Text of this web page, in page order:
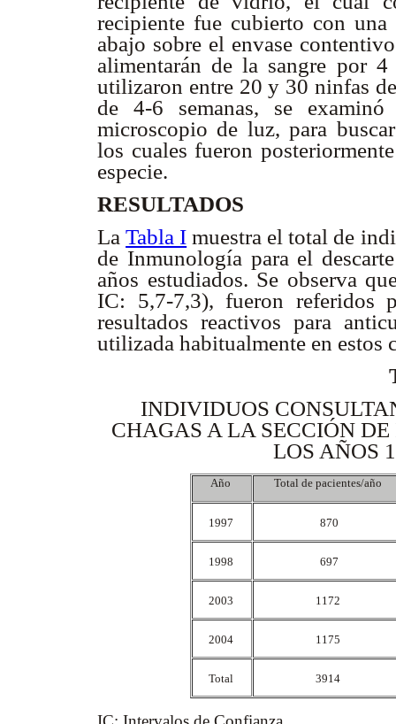
recipiente fue cubierto con
abajo sobre el envase
alimentarán de la sangre por
utilizaron entre 20 y 30 ninfas
de 4-6 semanas, se
microscopio de luz, para
los cuales fueron
especie.
RESULTADOS
LaTabla I muestra el total de
de Inmunología para el
años estudiados. Se observa
IC: 5,7-7,3), fueron referidos
resultados reactivos para
utilizada habitualmente en estos
INDIVIDUOS
CHAGAS A LA SECCIÓN
LOS AÑOS
Año Total de pacientes/año
1997 870
1998 697
2003 1172
2004 1175
Total 3914